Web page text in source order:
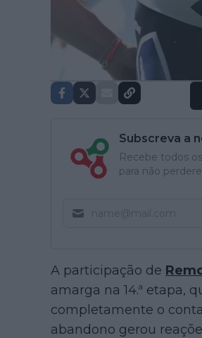
Subscreva a
Recebe todos
para não
A participação de
amarga na 14.ª etapa,
completamente o
abandono gerou